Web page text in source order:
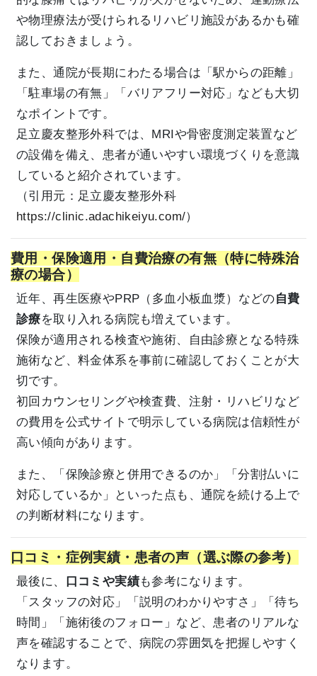
や物理療法が受けられるリハビリ施設があるかも確
認しておきましょう。
また、通院が長期にわたる場合は「駅からの距離」
「駐車場の有無」「バリアフリー対応」なども大切
なポイントです。
足立慶友整形外科では、MRIや骨密度測定装置など
の設備を備え、患者が通いやすい環境づくりを意識
していると紹介されています。
（引用元：足立慶友整形外科
https://clinic.adachikeiyu.com/）
費用・保険適用・自費治療の有無（特に特殊治
療の場合）
近年、再生医療やPRP（多血小板血漿）などの自費
診療を取り入れる病院も増えています。
保険が適用される検査や施術、自由診療となる特殊
施術など、料金体系を事前に確認しておくことが大
切です。
初回カウンセリングや検査費、注射・リハビリなど
の費用を公式サイトで明示している病院は信頼性が
高い傾向があります。
また、「保険診療と併用できるのか」「分割払いに
対応しているか」といった点も、通院を続ける上で
の判断材料になります。
口コミ・症例実績・患者の声（選ぶ際の参考）
最後に、 口コミや実績も参考になります。
「スタッフの対応」「説明のわかりやすさ」「待ち
時間」「施術後のフォロー」など、患者のリアルな
声を確認することで、病院の雰囲気を把握しやすく
なります。